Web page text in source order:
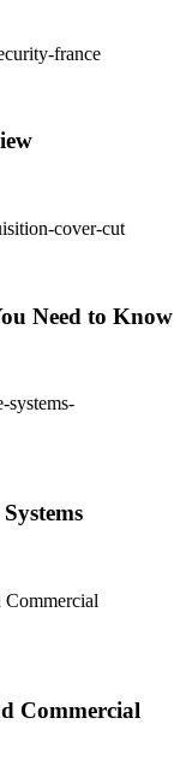
Need to Know
Commercial